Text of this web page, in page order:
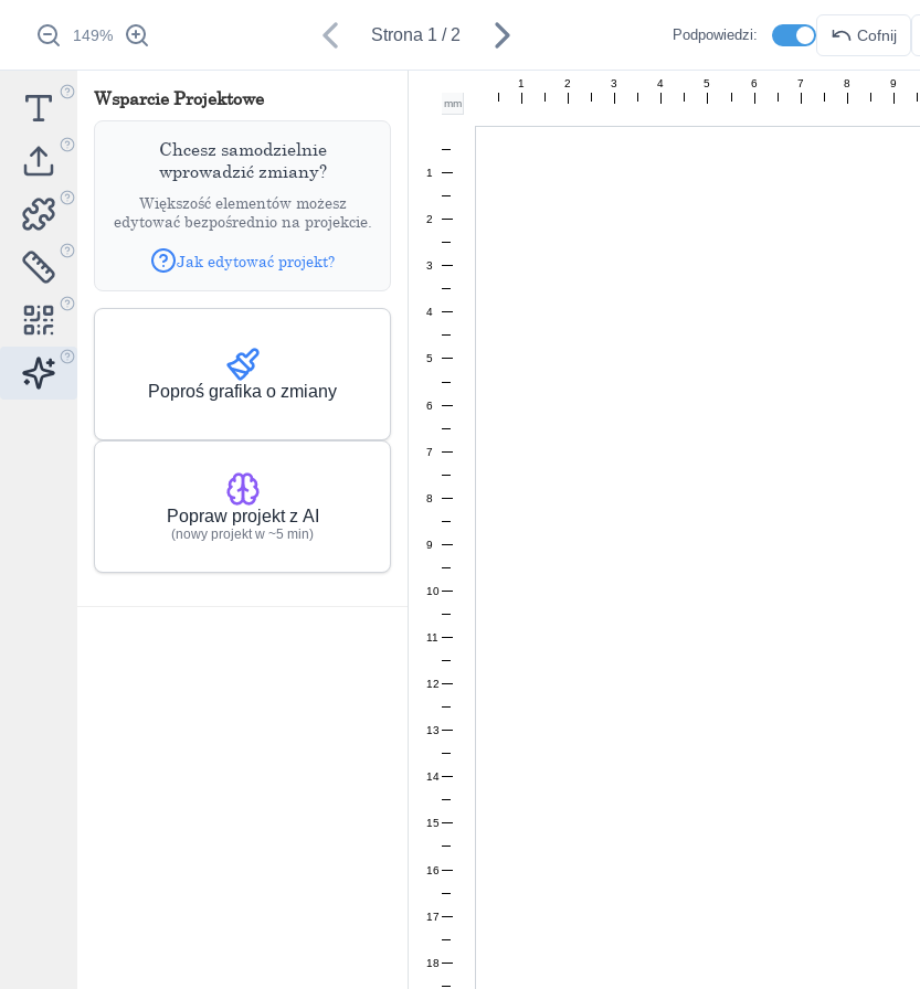
149% Strona 1 / 2 Podpowiedzi: Cofnij
Wsparcie Projektowe
Chcesz samodzielnie
wprowadzić zmiany?
Większość elementów możesz
edytować bezpośrednio na projekcie.
Jak edytować projekt?
Poproś grafika o zmiany
Popraw projekt z AI
(nowy projekt w ~5 min)
1 2 3 4 5 6 7 8 9
1
2
3
4
5
6
7
8
9
10
11
12
13
14
15
16
17
18
mm